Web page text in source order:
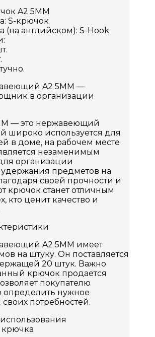
A2 5MM
S-крючок
(на английском): S-Hook
A2 5MM —
в организации
— это нержавеющий
широко используется для
в доме, на рабочем месте
незаменимым
организации
удержания предметов на
своей прочности и
крючок станет отличным
кто ценит качество и
A2 5MM имеет
на штуку. Он поставляется
20 штук. Важно
крючок продается
покупателю
определить нужное
потребностей.